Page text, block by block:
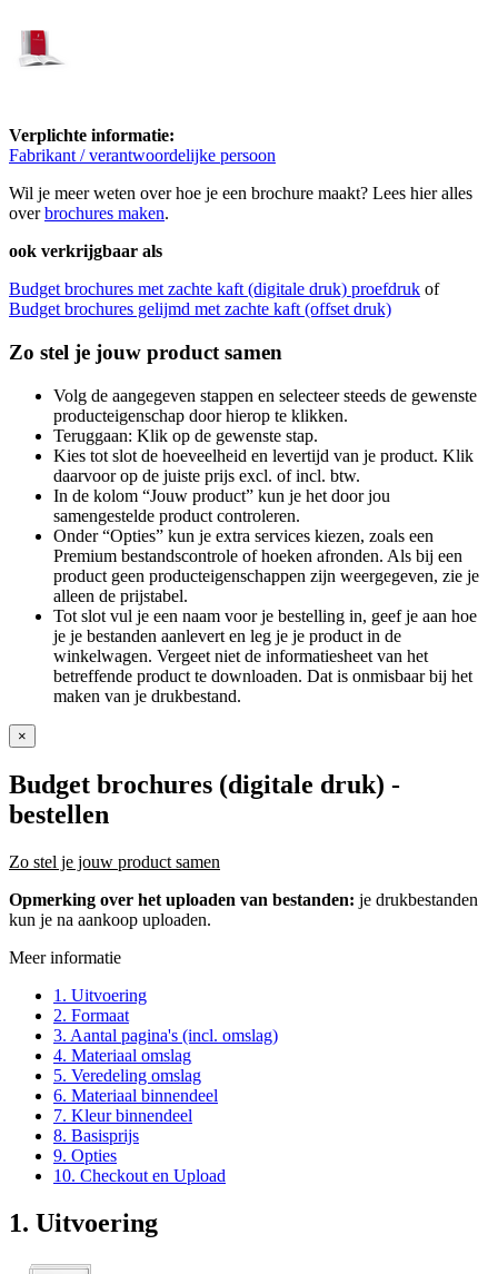
Verplichte informatie:
Fabrikant / verantwoordelijke persoon
Wil je meer weten over hoe je een brochure maakt? Lees hier alles
overbrochures maken.
ook verkrijgbaar als
Budget brochures met zachte kaft (digitale druk) proefdruk of
Budget brochures gelijmd met zachte kaft (offset druk)
Zo stel je jouw product samen
Volg de aangegeven stappen en selecteer steeds de gewenste
producteigenschap door hierop te klikken.
Teruggaan: Klik op de gewenste stap.
Kies tot slot de hoeveelheid en levertijd van je product. Klik
daarvoor op de juiste prijs excl. of incl. btw.
In de kolom “Jouw product” kun je het door jou
samengestelde product controleren.
Onder “Opties” kun je extra services kiezen, zoals een
Premium bestandscontrole of hoeken afronden. Als bij een
product geen producteigenschappen zijn weergegeven, zie je
alleen de prijstabel.
Tot slot vul je een naam voor je bestelling in, geef je aan hoe
je je bestanden aanlevert en leg je je product in de
winkelwagen. Vergeet niet de informatiesheet van het
betreffende product te downloaden. Dat is onmisbaar bij het
maken van je drukbestand.
×
Budget brochures (digitale druk) -
bestellen
Zo stel je jouw product samen
Opmerking over het uploaden van bestanden: je drukbestanden
kun je na aankoop uploaden.
Meer informatie
1. Uitvoering
2. Formaat
3. Aantal pagina's (incl. omslag)
4. Materiaal omslag
5. Veredeling omslag
6. Materiaal binnendeel
7. Kleur binnendeel
8. Basisprijs
9. Opties
10. Checkout en Upload
1. Uitvoering